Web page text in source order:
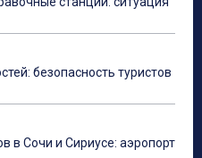
безопасность туристов
в Сочи и Сириусе: аэропорт